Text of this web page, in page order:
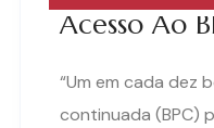
Acesso Ao
“Um em cada dez
continuada (BPC)